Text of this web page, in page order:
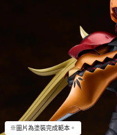
※圖片為塗裝完成範本。